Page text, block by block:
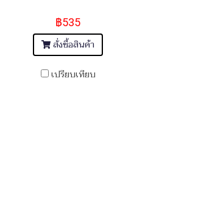
฿535
สั่งซื้อสินค้า
เปรียบเทียบ